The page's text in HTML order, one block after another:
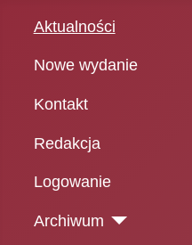
Aktualności
Nowe wydanie
Kontakt
Redakcja
Logowanie
Archiwum